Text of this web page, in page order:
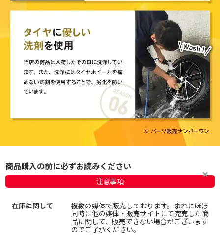
商品購入の前に必ずお読みください
注意事項
在庫に関して
複数の媒体で販売しております。まれにほぼ
同時に他の媒体・販売サイトにて完売した商
品に関して、販売できない場合がございます
のでご了承ください。